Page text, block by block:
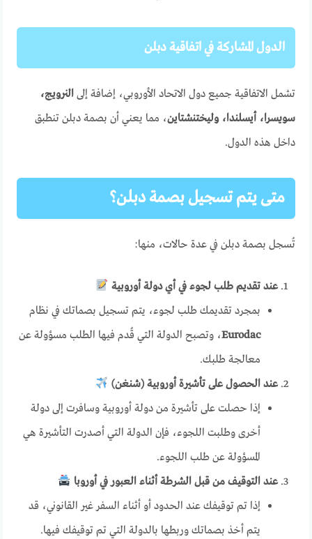
الدول المشاركة في اتفاقية دبلن
تشمل الاتفاقية جميع دول الاتحاد الأوروبي، إضافة إلىالنرويج،
سويسرا، أيسلندا، وليختنشتاين، مما يعني أن بصمة دبلن تنطبق
داخل هذه الدول.
متى يتم تسجيل بصمة دبلن؟
تُسجل بصمة دبلن في عدة حالات، منها:
عند تقديم طلب لجوء في أي دولة أوروبية
بمجرد تقديمك طلب لجوء، يتم تسجيل بصماتك في نظام
Eurodac، وتصبح الدولة التي قُدم فيها الطلب مسؤولة عن
معالجة طلبك.
عند الحصول على تأشيرة أوروبية (شنغن)
إذا حصلت على تأشيرة من دولة أوروبية وسافرت إلى دولة
أخرى وطلبت اللجوء، فإن الدولة التي أصدرت التأشيرة هي
المسؤولة عن طلب اللجوء.
عند التوقيف من قبل الشرطة أثناء العبور في أوروبا
إذا تم توقيفك عند الحدود أو أثناء السفر غير القانوني، قد
يتم أخذ بصماتك وربطها بالدولة التي تم توقيفك فيها.